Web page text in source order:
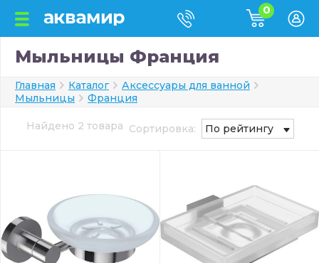
0
Мыльницы Франция
Главная Каталог
Аксессуары для ванной
Мыльницы
Франция
Найдено 2 товара Сортировка: По рейтингу